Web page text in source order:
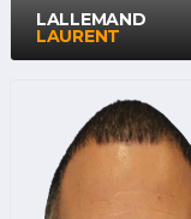
LALLEMAND
LAURENT